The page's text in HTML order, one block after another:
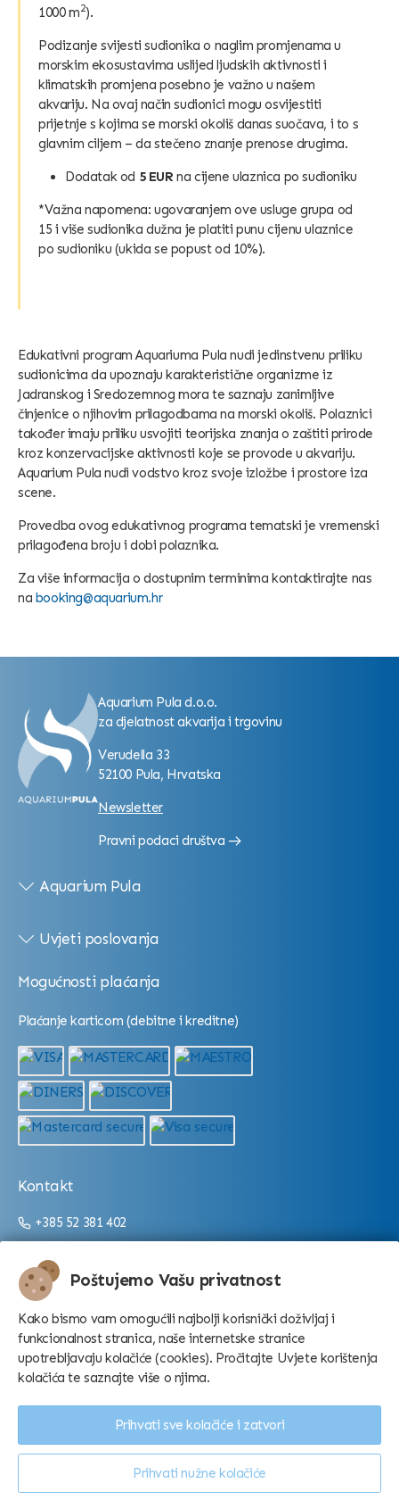
Poštujemo Vašu privatnost
Kako bismo vam omogućili najbolji korisnički doživljaj i
funkcionalnost stranica, naše internetske stranice
upotrebljavaju kolačiće (cookies). Pročitajte Uvjete korištenja
kolačića te saznajte više o njima.
Prihvati nužne kolačiće
Prihvati sve kolačiće i zatvori
1000 m2).
Podizanje svijesti sudionika o naglim promjenama u
morskim ekosustavima uslijed ljudskih aktivnosti i
klimatskih promjena posebno je važno u našem
akvariju. Na ovaj način sudionici mogu osvijestiti
prijetnje s kojima se morski okoliš danas suočava, i to s
glavnim ciljem – da stečeno znanje prenose drugima.
Dodatak od 5 EURna cijene ulaznica po sudioniku
*Važna napomena: ugovaranjem ove usluge grupa od
15 i više sudionika dužna je platiti punu cijenu ulaznice
po sudioniku (ukida se popust od 10%).
Edukativni program Aquariuma Pula nudi jedinstvenu priliku
sudionicima da upoznaju karakteristične organizme iz
Jadranskog i Sredozemnog mora te saznaju zanimljive
činjenice o njihovim prilagodbama na morski okoliš. Polaznici
također imaju priliku usvojiti teorijska znanja o zaštiti prirode
kroz konzervacijske aktivnosti koje se provode u akvariju.
Aquarium Pula nudi vodstvo kroz svoje izložbe i prostore iza
scene.
Provedba ovog edukativnog programa tematski je vremenski
prilagođena broju i dobi polaznika.
Za više informacija o dostupnim terminima kontaktirajte nas
na booking@aquarium.hr
Aquarium Pula d.o.o.
za djelatnost akvarija i trgovinu
Verudella 33
52100 Pula, Hrvatska
Newsletter
Pravni podaci društva
Aquarium Pula
Uvjeti poslovanja
Mogućnosti plaćanja
Plaćanje karticom (debitne i kreditne)
Kontakt
+385 52 381 402
info@aquarium.hr
Radno vrijeme:
Od 9:00 do 16:00/22:00 (ovisno o sezoni)
Konfiguriraj kolačiće